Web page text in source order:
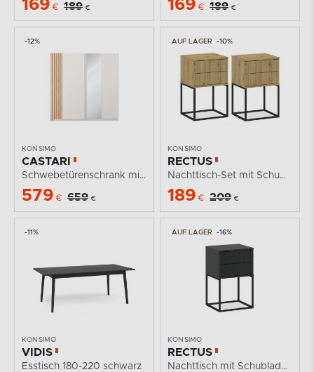
169 € 189 € 169 € 189 €
-12%
KONSIMO
CASTARI
Schwebetürenschrank mit Spiegel und Lamellen...
579 € 659 €
AUF LAGER -10%
KONSIMO
RECTUS
Nachttisch-Set mit Schubladen, moderne Eiche,...
189 € 209 €
-11%
KONSIMO
VIDIS
Esstisch 180-220 schwarz
AUF LAGER -16%
KONSIMO
RECTUS
Nachttisch mit Schubladen modern anthrazit